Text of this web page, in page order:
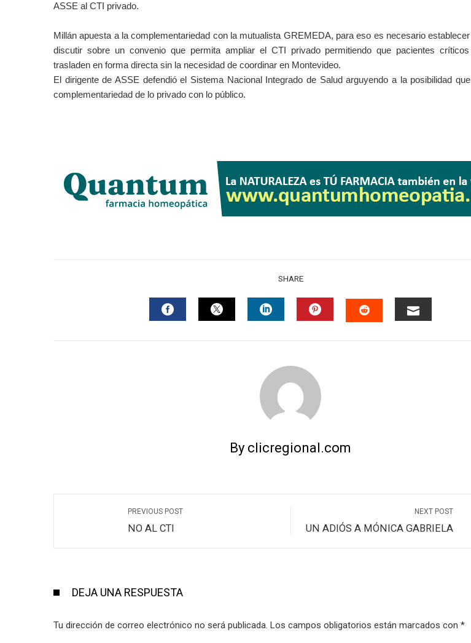
ASSE al CTI privado.
Millán apuesta a la complementariedad con la mutualista GREMEDA, para eso es necesario
discutir sobre un convenio que permita ampliar el CTI privado permitiendo que pacientes
trasladen en forma directa sin la necesidad de coordinar en Montevideo.
El dirigente de ASSE defendió el Sistema Nacional Integrado de Salud arguyendo a la posibilidad
complementariedad de lo privado con lo público.
SHARE
By clicregional.com
PREVIOUS POST
NO AL CTI
NEXT POST
UN ADIÓS A MÓNICA GABRIELA
DEJA UNA RESPUESTA
Tu dirección de correo electrónico no será publicada. Los campos obligatorios están marcados con *